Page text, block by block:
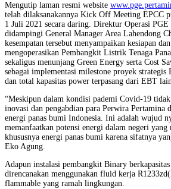
Mengutip laman resmi website
telah dilaksanakannya Kick Off Meeting EPCC
1 Juli 2021 secara daring. Direktur Operasi
didampingi General Manager Area Lahendong
kesempatan tersebut menyampaikan kesiapan
mengoperasikan Pembangkit Listrik Tenaga
sekaligus menunjang Green Energy serta Cost
sebagai implementasi milestone proyek
dan total kapasitas power terpasang dari EBT
“Meskipun dalam kondisi pademi Covid-19
inovasi dan pengabdian para Perwira Pertamina
energi panas bumi Indonesia. Ini adalah wujud
memanfaatkan potensi energi dalam negeri
khususnya energi panas bumi karena sifatnya
Eko Agung.
Adapun instalasi pembangkit Binary
direncanakan menggunakan fluid kerja
flammable yang ramah lingkungan.